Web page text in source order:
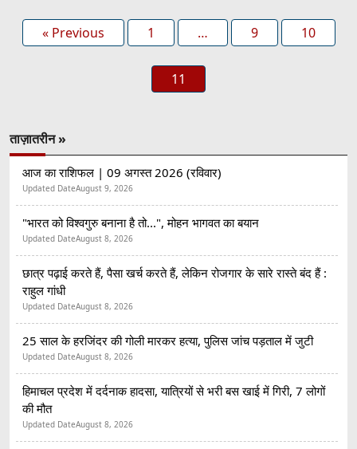
« Previous 1 … 9 10
11
ताज़ातरीन »
आज का राशिफल | 09 अगस्त 2026 (रविवार)
Updated DateAugust 9, 2026
"भारत को विश्वगुरु बनाना है तो...", मोहन भागवत का बयान
Updated DateAugust 8, 2026
छात्र पढ़ाई करते हैं, पैसा खर्च करते हैं, लेकिन रोजगार के सारे रास्ते बंद हैं :
राहुल गांधी
Updated DateAugust 8, 2026
25 साल के हरजिंदर की गोली मारकर हत्या, पुलिस जांच पड़ताल में जुटी
Updated DateAugust 8, 2026
हिमाचल प्रदेश में दर्दनाक हादसा, यात्रियों से भरी बस खाई में गिरी, 7 लोगों
की मौत
Updated DateAugust 8, 2026